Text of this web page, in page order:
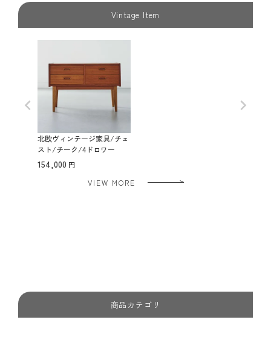
Vintage Item
北欧ヴィンテージ家具/チェ
スト/チーク/4ドロワー
154,000
VIEW MORE
商品カテゴリ